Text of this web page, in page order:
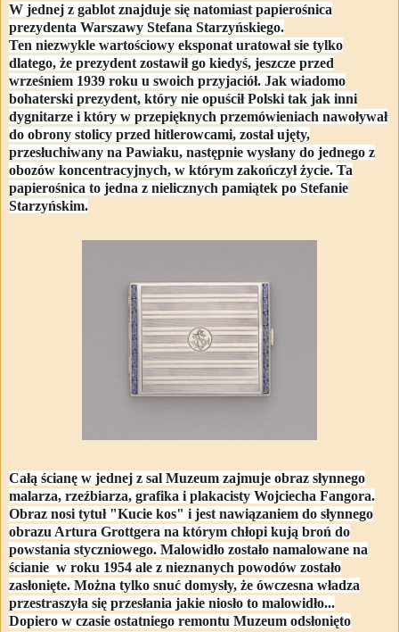
W jednej z gablot znajduje się natomiast papierośnica
prezydenta Warszawy Stefana Starzyńskiego.
Ten niezwykle wartościowy eksponat uratował sie tylko
dlatego, że prezydent zostawił go kiedyś, jeszcze przed
wrześniem 1939 roku u swoich przyjaciół. Jak wiadomo
bohaterski prezydent, który nie opuścił Polski tak jak inni
dygnitarze i który w przepięknych przemówieniach nawoływał
do obrony stolicy przed hitlerowcami, został ujęty,
przesłuchiwany na Pawiaku, następnie wysłany do jednego z
obozów koncentracyjnych, w którym zakończył życie. Ta
papierośnica to jedna z nielicznych pamiątek po Stefanie
Starzyńskim.
Całą ścianę w jednej z sal Muzeum zajmuje obraz słynnego
malarza, rzeźbiarza, grafika i plakacisty Wojciecha Fangora.
Obraz nosi tytuł "Kucie kos" i jest nawiązaniem do słynnego
obrazu Artura Grottgera na którym chłopi kują broń do
powstania styczniowego. Malowidło zostało namalowane na
ścianie w roku 1954 ale z nieznanych powodów zostało
zasłonięte. Można tylko snuć domysły, że ówczesna władza
przestraszyła się przesłania jakie niosło to malowidło...
Dopiero w czasie ostatniego remontu Muzeum odsłonięto